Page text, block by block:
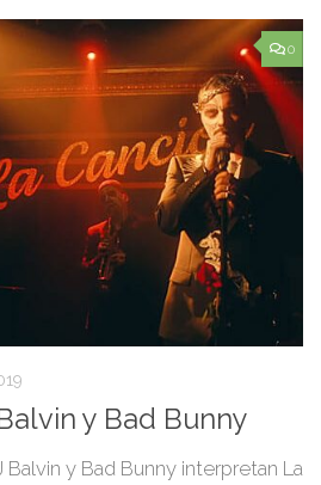
0
y Bad Bunny
y Bad Bunny interpretan La